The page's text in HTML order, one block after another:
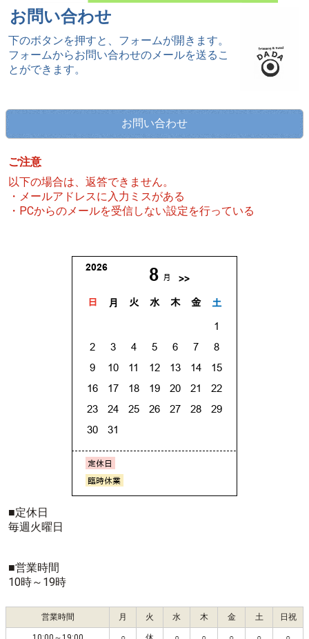
お問い合わせ
下のボタンを押すと、フォームが開きます。
フォームからお問い合わせのメールを送るこ
とができます。
お問い合わせ
ご注意
以下の場合は、返答できません。
・メールアドレスに入力ミスがある
・PCからのメールを受信しない設定を行っている
■定休日
毎週火曜日
■営業時間
10時～19時
営業時間 月 火 水 木 金 土 日祝